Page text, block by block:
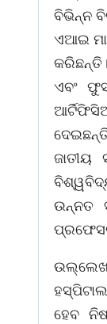
ବିଭିନ୍ନ
ଏଆଇ
ଏବଂ
ଜାତୀୟ
ଉନ୍ନତ
ହେବ